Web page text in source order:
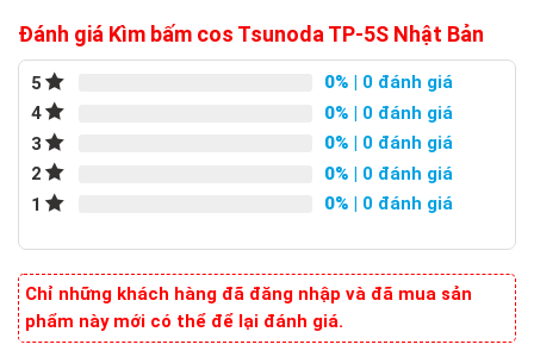
Đánh giá Kìm bấm cos Tsunoda TP-5S Nhật Bản
5 0% | 0 đánh giá
4
0% | 0 đánh giá
3
0% | 0 đánh giá
2
0% | 0 đánh giá
1
0% | 0 đánh giá
Chỉ những khách hàng đã đăng nhập và đã mua sản
phẩm này mới có thể để lại đánh giá.